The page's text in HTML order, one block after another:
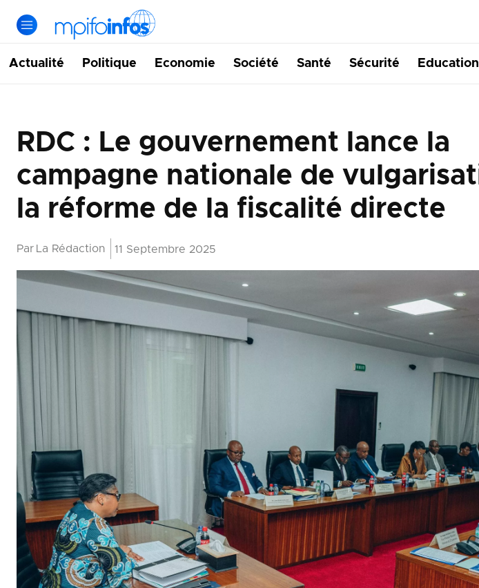
Actualité Politique Economie Société Santé Sécurité Education
RDC : Le gouvernement lance la
campagne nationale de
la réforme de la fiscalité directe
Par La Rédaction 11 Septembre 2025